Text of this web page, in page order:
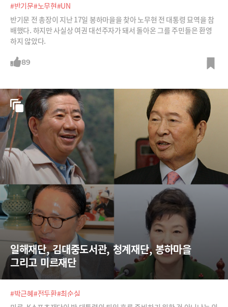
#반기문#노무현#UN
반기문 전 총장이 지난 17일 봉하마을을 찾아 노무현 전 대통령 묘역을 참
배했다. 하지만 사실상 여권 대선주자가 돼서 돌아온 그를 주민들은 환영
하지 않았다.
89
일해재단, 김대중도서관, 청계재단, 봉하마을
그리고 미르재단
#박근혜#전두환#최순실